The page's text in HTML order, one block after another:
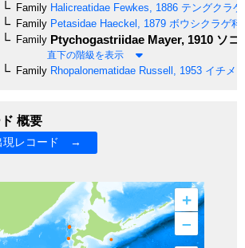
Family Halicreatidae Fewkes, 1886 テングクラ
Family Petasidae Haeckel, 1879 ボウシクラゲ科
Family Ptychogastriidae Mayer, 1910 ソコ
直下の階級を表示
Family Rhopalonematidae Russell, 1953 イチメ
概要
現レコード →
+
–